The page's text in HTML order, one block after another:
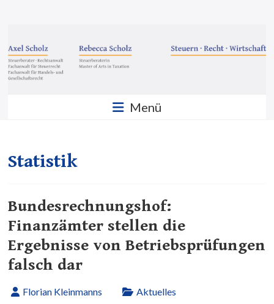
·
Recht
Wirtschaft
Scholz
GbR
Menü
Statistik
Bundesrechnungshof:
Finanzämter stellen die
Ergebnisse von Betriebsprüfungen
falsch dar
Florian Kleinmanns Aktuelles